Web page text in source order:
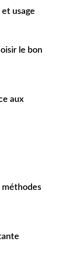
usage
le bon
aux
méthodes